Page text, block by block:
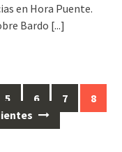
en Hora Puente.
Bardo [...]
5 6 7
8